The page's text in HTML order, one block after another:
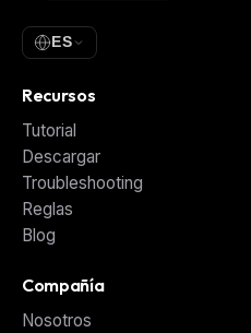
ES
Recursos
Tutorial
Descargar
Troubleshooting
Reglas
Blog
Compañía
Nosotros